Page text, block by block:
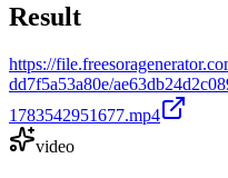
Result
https://
dd7f5a53a80e/
1783542951677.mp4
video